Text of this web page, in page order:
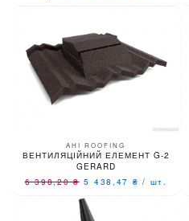
AHI ROOFING
ВЕНТИЛЯЦІЙНИЙ ЕЛЕМЕНТ G-2
GERARD
6 398,20₴ 5 438,47 ₴ / шт.